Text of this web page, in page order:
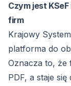
Czym jest
firm
Krajowy
platforma do
Oznacza to, że
PDF, a staje